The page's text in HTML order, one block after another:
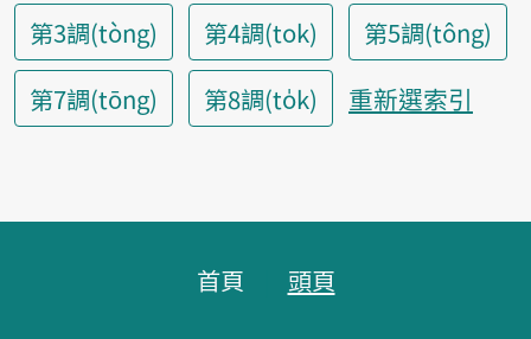
第3調(tòng)
第4調(tok)
第5調(tông)
第7調(tōng)
第8調(to̍k) 重新選索引
首頁 頭頁